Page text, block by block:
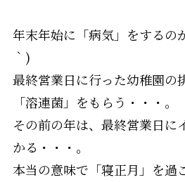
年末年始に「病気」をする
｀)
最終営業日に行った幼稚園の
「溶連菌」をもらう・・・。
その前の年は、最終営業日に
かる・・・。
本当の意味で「寝正月」を過